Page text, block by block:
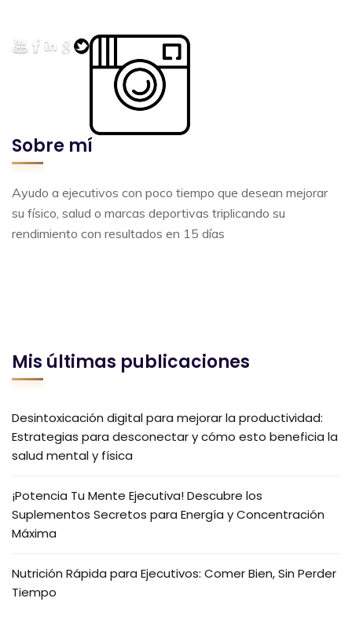
Sobre mí
Ayudo a ejecutivos con poco tiempo que desean mejorar
su físico, salud o marcas deportivas triplicando su
rendimiento con resultados en 15 días
Mis últimas publicaciones
Desintoxicación digital para mejorar la productividad:
Estrategias para desconectar y cómo esto beneficia la
salud mental y física
¡Potencia Tu Mente Ejecutiva! Descubre los
Suplementos Secretos para Energía y Concentración
Máxima
Nutrición Rápida para Ejecutivos: Comer Bien, Sin Perder
Tiempo